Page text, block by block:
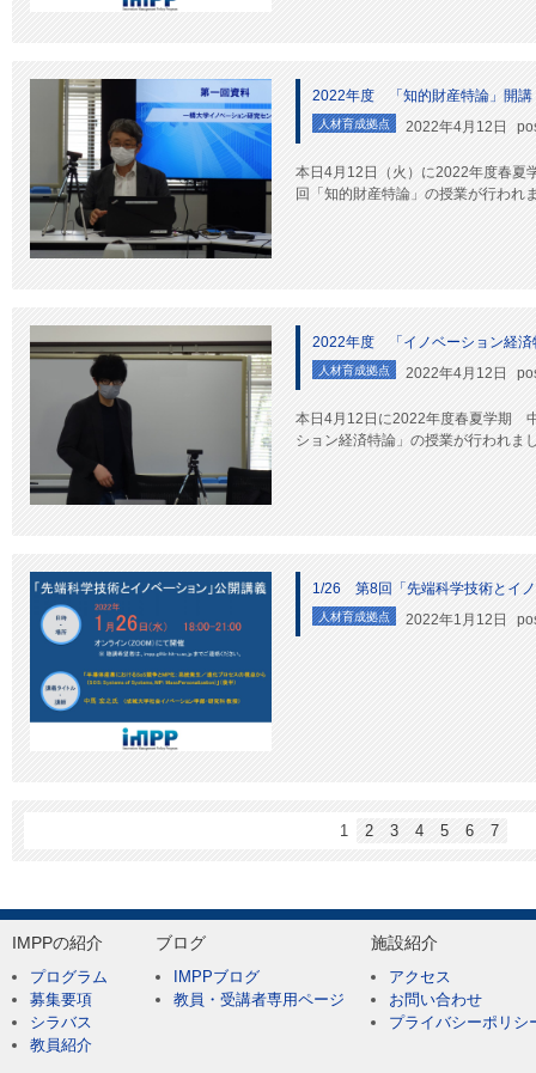
2022年度 「知的財産特論」開講
人材育成拠点 2022年4月12日
本日4月12日（火）に2022年度春
回「知的財産特論」の授業が行われ
2022年度 「イノベーション経済
人材育成拠点 2022年4月12日
本日4月12日に2022年度春夏学期
ション経済特論」の授業が行われま
1/26 第8回「先端科学技術とイ
人材育成拠点 2022年1月12日
1 2 3 4 5 6 7
IMPPの紹介
プログラム
募集要項
シラバス
教員紹介
ブログ
IMPPブログ
教員・受講者専用ページ
施設紹介
アクセス
お問い合わせ
プライバシーポリシ